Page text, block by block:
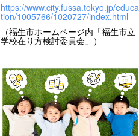
https://www.city.fussa.tokyo.jp/educa
tion/1005766/1020727/index.html
（福生市ホームページ内「福生市立
学校在り方検討委員会」）